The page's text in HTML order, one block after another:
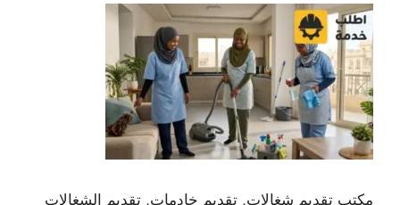
مكتب تقديم شغالات, تقديم خادمات, تقديم الشغالات